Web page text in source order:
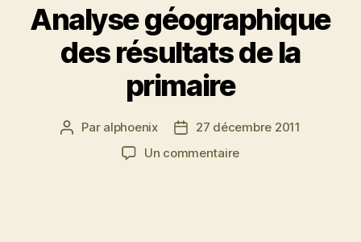
Analyse géographique
des résultats de la
primaire
Auteur
Par alphoenix
Date27 décembre 2011
Un commentairesur